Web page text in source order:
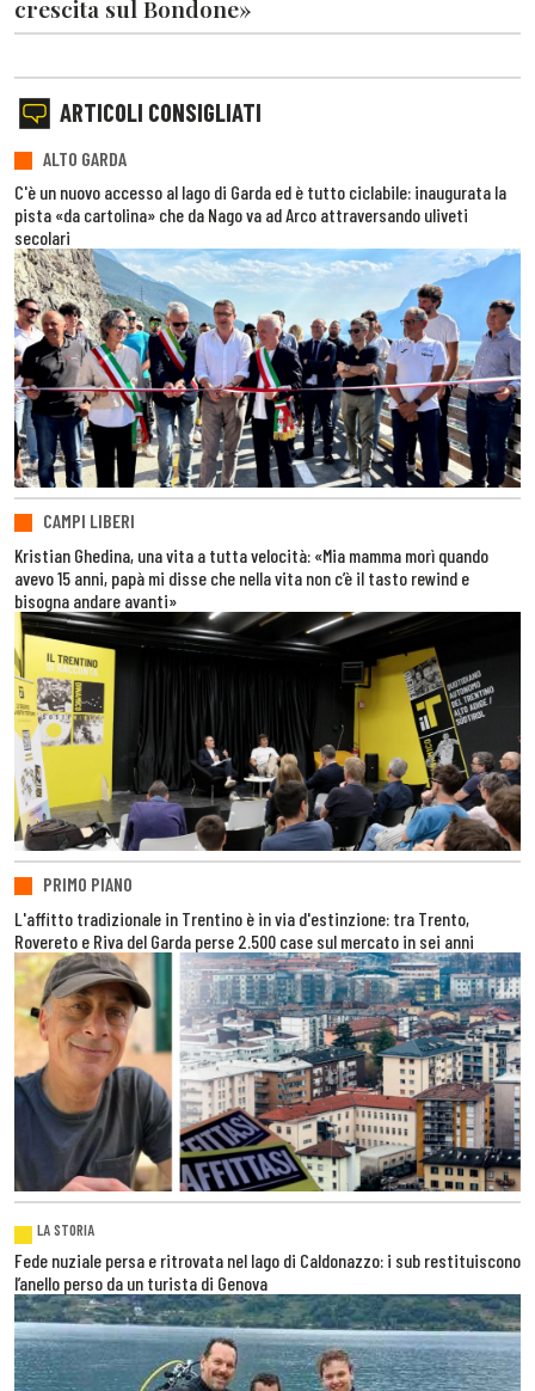
crescita sul Bondone»
ARTICOLI CONSIGLIATI
ALTO GARDA
C'è un nuovo accesso al lago di Garda ed è tutto ciclabile: inaugurata la
pista «da cartolina» che da Nago va ad Arco attraversando uliveti
secolari
CAMPI LIBERI
Kristian Ghedina, una vita a tutta velocità: «Mia mamma morì quando
avevo 15 anni, papà mi disse che nella vita non c’è il tasto rewind e
bisogna andare avanti»
PRIMO PIANO
L'affitto tradizionale in Trentino è in via d'estinzione: tra Trento,
Rovereto e Riva del Garda perse 2.500 case sul mercato in sei anni
LA STORIA
Fede nuziale persa e ritrovata nel lago di Caldonazzo: i sub restituiscono
l’anello perso da un turista di Genova